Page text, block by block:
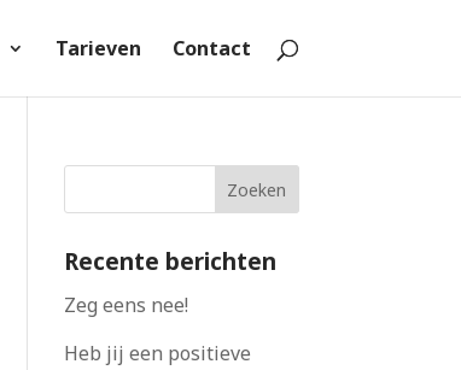
Tarieven Contact
Recente berichten
Zeg eens nee!
Heb jij een positieve